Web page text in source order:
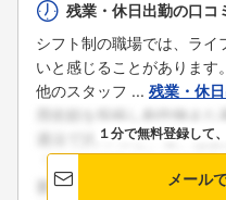
残業・休日出勤の口コ
シフト制の職場では、ライ
いと感じることがあります
他のスタッフ ... 残業・休
１分で無料登録して
メール